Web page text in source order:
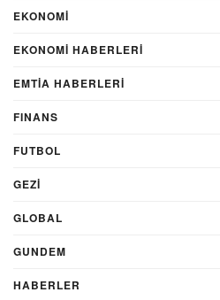
EKONOMİ
EKONOMI HABERLERI
EMTIA HABERLERI
FINANS
FUTBOL
GEZI
GLOBAL
GUNDEM
HABERLER